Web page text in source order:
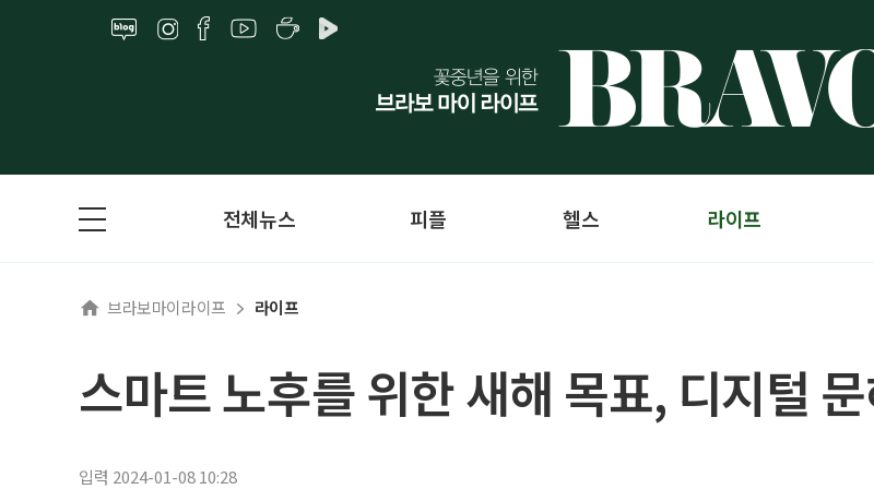
전체뉴스 피플 헬스 라이프
브라보마이라이프 라이프
스마트 노후를 위한 새해 목표, 디지털
입력 2024-01-08 10:28